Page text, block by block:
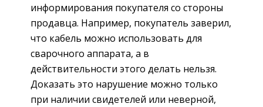
информирования покупателя со стороны
продавца. Например, покупатель заверил,
что кабель можно использовать для
сварочного аппарата, а в
действительности этого делать нельзя.
Доказать это нарушение можно только
при наличии свидетелей или неверной,